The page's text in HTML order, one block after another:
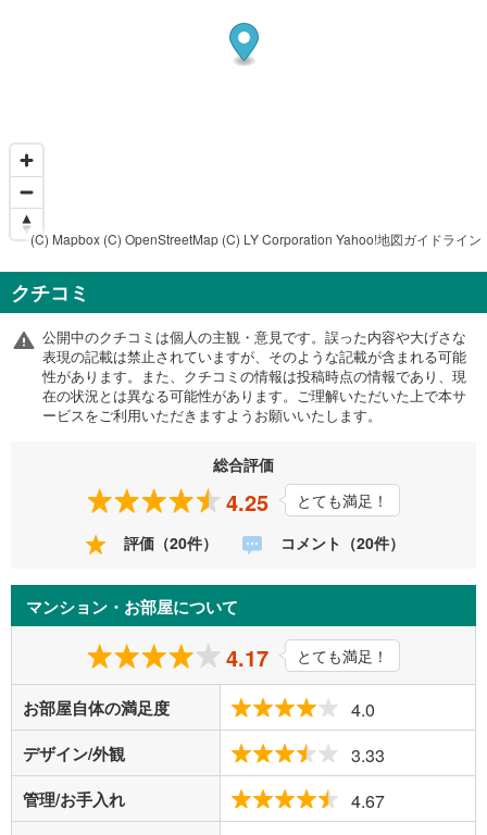
(C) Mapbox (C) OpenStreetMap (C) LY Corporation Yahoo!地図ガイドライン
クチコミ
公開中のクチコミは個人の主観・意見です。誤った内容や大げさな
表現の記載は禁止されていますが、そのような記載が含まれる可能
性があります。また、クチコミの情報は投稿時点の情報であり、現
在の状況とは異なる可能性があります。ご理解いただいた上で本サ
ービスをご利用いただきますようお願いいたします。
総合評価
4.25
とても満足！
評価（20件）
コメント（20件）
マンション・お部屋について
4.17 とても満足！
お部屋自体の満足度 4.0
デザイン/外観 3.33
管理/お手入れ 4.67